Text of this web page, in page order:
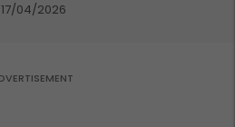
17/04/2026